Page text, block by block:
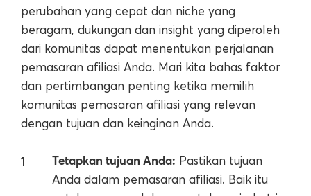
perubahan yang cepat dan niche yang
beragam, dukungan dan insight yang diperoleh
dari komunitas dapat menentukan perjalanan
pemasaran afiliasi Anda. Mari kita bahas faktor
dan pertimbangan penting ketika memilih
komunitas pemasaran afiliasi yang relevan
dengan tujuan dan keinginan Anda.
Tetapkan tujuan Anda: Pastikan tujuan
Anda dalam pemasaran afiliasi. Baik itu